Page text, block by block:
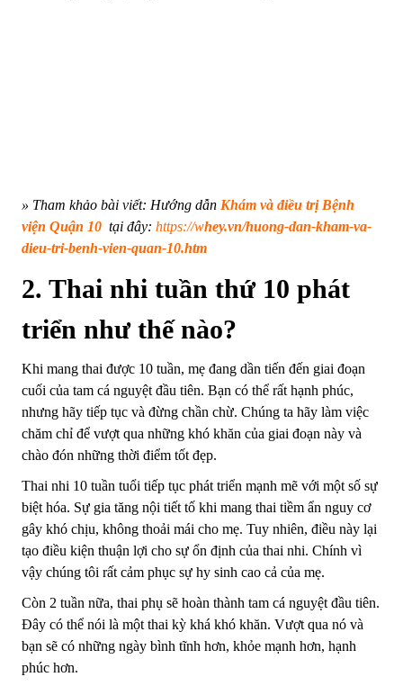
» Tham khảo bài viết: Hướng dẫn Khám và điều trị Bệnh
viện Quận 10 tại đây: https://whey.vn/huong-dan-kham-va-
dieu-tri-benh-vien-quan-10.htm
2. Thai nhi tuần thứ 10 phát
triển như thế nào?
Khi mang thai được 10 tuần, mẹ đang dần tiến đến giai đoạn
cuối của tam cá nguyệt đầu tiên. Bạn có thể rất hạnh phúc,
nhưng hãy tiếp tục và đừng chần chừ. Chúng ta hãy làm việc
chăm chỉ để vượt qua những khó khăn của giai đoạn này và
chào đón những thời điểm tốt đẹp.
Thai nhi 10 tuần tuổi tiếp tục phát triển mạnh mẽ với một số sự
biệt hóa. Sự gia tăng nội tiết tố khi mang thai tiềm ẩn nguy cơ
gây khó chịu, không thoải mái cho mẹ. Tuy nhiên, điều này lại
tạo điều kiện thuận lợi cho sự ổn định của thai nhi. Chính vì
vậy chúng tôi rất cảm phục sự hy sinh cao cả của mẹ.
Còn 2 tuần nữa, thai phụ sẽ hoàn thành tam cá nguyệt đầu tiên.
Đây có thể nói là một thai kỳ khá khó khăn. Vượt qua nó và
bạn sẽ có những ngày bình tĩnh hơn, khỏe mạnh hơn, hạnh
phúc hơn.